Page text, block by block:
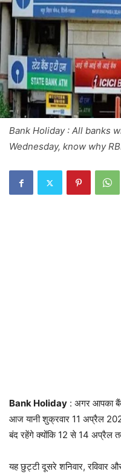
Bank Holiday : All banks
Wednesday, know why
Bank Holiday : अगर आपका
आज यानी शुक्रवार 11 अप्रैल
बंद रहेंगे क्योंकि 12 से 14 अप्रैल
यह छुट्टी दूसरे शनिवार, रविवार